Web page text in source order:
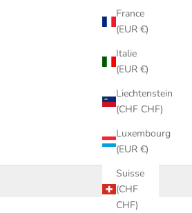
France
(EUR €)
Italie
(EUR €)
Liechtenstein
(CHF CHF)
Luxembourg
(EUR €)
Suisse
(CHF
CHF)